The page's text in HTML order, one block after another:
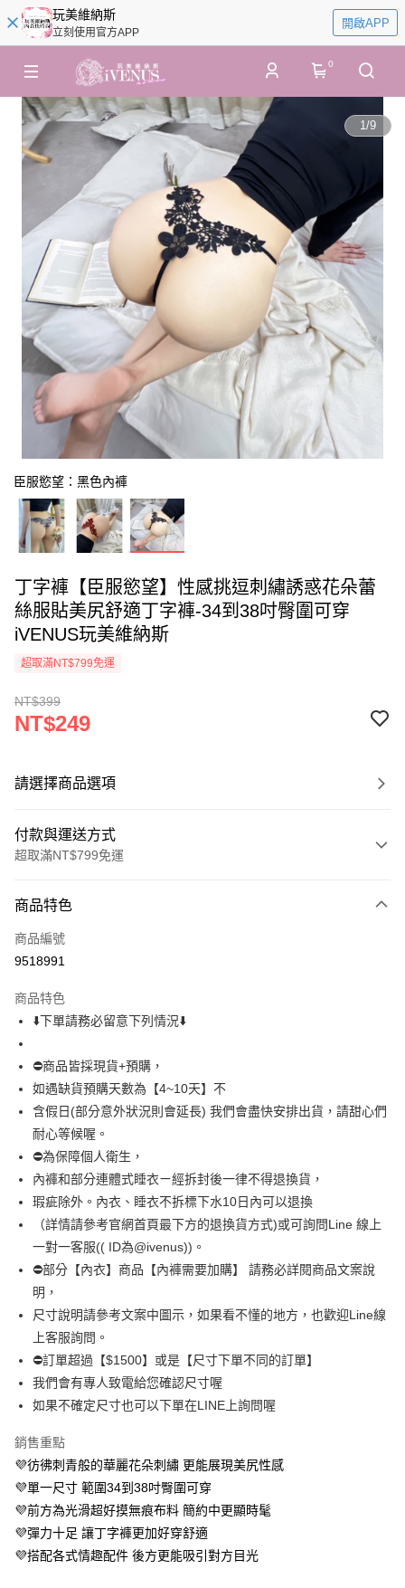
玩美維納斯
立刻使用官方APP
開啟APP
0
1/9
臣服慾望：黑色內褲
丁字褲【臣服慾望】性感挑逗刺繡誘惑花朵蕾
絲服貼美尻舒適丁字褲-34到38吋臀圍可穿
iVENUS玩美維納斯
超取滿NT$799免運
NT$399
NT$249
請選擇商品選項
付款與運送方式
超取滿NT$799免運
信用卡一次付款
超商取貨付款
Apple Pay
街口支付
悠遊付
全盈+PAY
AFTEE先享後付
相關說明
【關於「AFTEE先享後付」】
AFTEE先享後付是「在收到商品之後才付款」的支付方式。 讓您購物簡單
便利好安心！
１．簡單：不需註冊會員、不需綁卡、不需儲值。
２．便利：只要手機號碼，簡訊認證，即可結帳。
３．安心：先確認商品／服務後，再付款。
【「AFTEE先享後付」結帳流程】
１．於結帳方式選擇「AFTEE先享後付」後，將跳轉至「AFTEE先享後付」
結帳頁面，進行簡訊認證並確認金額後，即可完成結帳。
２．訂單成立數日內，您將收到繳費通知簡訊。
ATM／網路銀行／等多元方式進行付款，方視為交易完成。
※ 請注意：結帳手續完成當下不需立刻繳費，但若您需要取消訂單，請聯絡
後付繳納相關費用。
是否繳費成功／繳費後需取消欲退款等相關疑問，請聯繫「AFTEE先享後付
客戶支援中心」https://netprotections.freshdesk.com/support/home
【注意事項】
１．透過由恩沛科技股份有限公司提供之「AFTEE先享後付」服務完成之交
易，需依本服務之必要範圍內提供個人資料，並將交易相關給付款項請求債
ATM付款
運送方式
全家 取貨付款約3～4天到貨
付款後全家取貨
每筆NT$80，滿NT$799(含以上)免運費
萊爾富 取貨付款約3～4天到貨
每筆NT$80，滿NT$799(含以上)免運費
7-11 取貨付款約3～4天到貨
每筆NT$80，滿NT$799(含以上)免運費
商品特色
商品編號
9518991
商品特色
⬇️下單請務必留意下列情況⬇️
⛔商品皆採現貨+預購，
如遇缺貨預購天數為【4~10天】不
含假日(部分意外狀況則會延長) 我們會盡快安排出貨，請甜心們
耐心等候喔。
⛔為保障個人衛生，
內褲和部分連體式睡衣ㄧ經拆封後一律不得退換貨，
瑕疵除外。內衣、睡衣不拆標下水10日內可以退換
（詳情請參考官網首頁最下方的退換貨方式)或可詢問Line 線上
一對一客服(( ID為@ivenus))。
⛔部分【內衣】商品【內褲需要加購】 請務必詳閱商品文案說
明，
尺寸說明請參考文案中圖示，如果看不懂的地方，也歡迎Line線
上客服詢問。
⛔訂單超過【$1500】或是【尺寸下單不同的訂單】
我們會有專人致電給您確認尺寸喔
如果不確定尺寸也可以下單在LINE上詢問喔
銷售重點
💜彷彿刺青般的華麗花朵刺繡 更能展現美尻性感
💜單一尺寸 範圍34到38吋臀圍可穿
💜前方為光滑超好摸無痕布料 簡約中更顯時髦
💜彈力十足 讓丁字褲更加好穿舒適
💜搭配各式情趣配件 後方更能吸引對方目光